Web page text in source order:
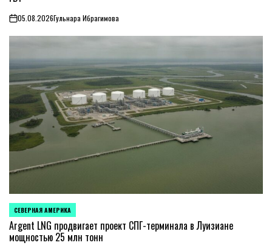
on05.08.2026Гульнара Ибрагимова
ОПУБЛИКОВАНО
В
СЕВЕРНАЯ АМЕРИКА
Argent LNG продвигает проект СПГ-терминала в Луизиане
мощностью 25 млн тонн